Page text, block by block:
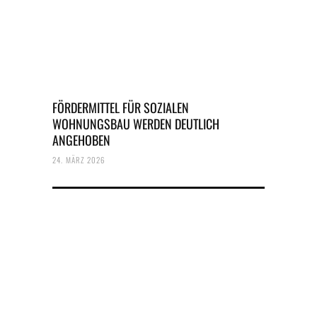
FÖRDERMITTEL FÜR SOZIALEN
WOHNUNGSBAU WERDEN DEUTLICH
ANGEHOBEN
24. MÄRZ 2026